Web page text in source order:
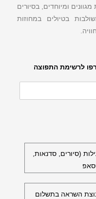
לרשימת התפוצה
(סיורים, סדנאות,
השראה בתשלום
ומיוחדים, בסיורים
בטיולים במחוזות